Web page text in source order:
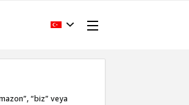
“biz” veya